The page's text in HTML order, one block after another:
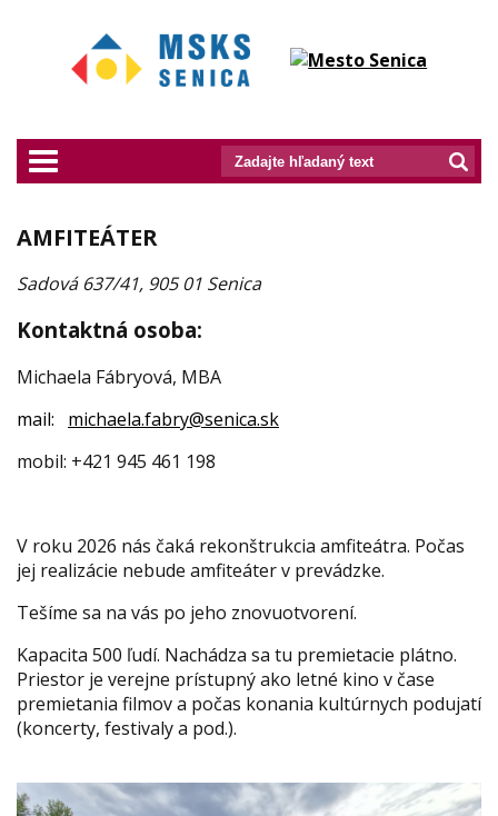
prepnut_navigaciu
AMFITEÁTER
Sadová 637/41, 905 01 Senica
Kontaktná osoba:
Michaela Fábryová, MBA
mail: michaela.fabry@senica.sk
mobil: +421 945 461 198
V roku 2026 nás čaká rekonštrukcia amfiteátra. Počas
jej realizácie nebude amfiteáter v prevádzke.
Tešíme sa na vás po jeho znovuotvorení.
Kapacita 500 ľudí. Nachádza sa tu premietacie plátno.
Priestor je verejne prístupný ako letné kino v čase
premietania filmov a počas konania kultúrnych podujatí
(koncerty, festivaly a pod.).